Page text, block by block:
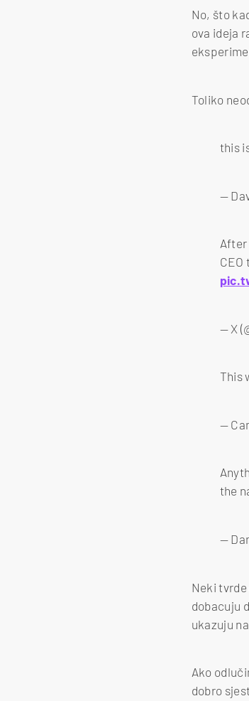
No, što
ova ideja
Toliko
this
—
After
— X
This
—
the
—
Neki
dobacuju
ukazuju
Ako
dobro